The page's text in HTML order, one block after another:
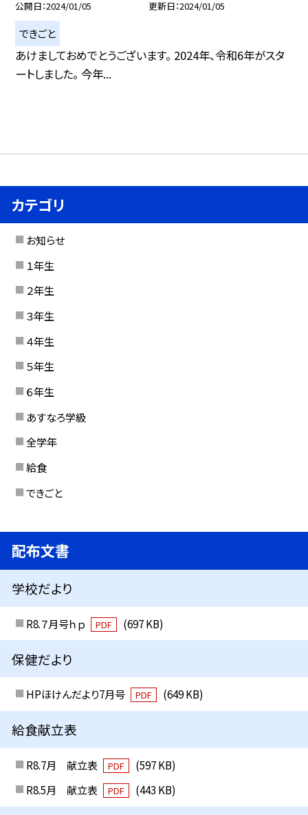
公開日 2024/01/05 更新日 2024/01/05
できごと
あけましておめでとうございます。 2024年、令和6年がスタ
ートしました。 今年...
カテゴリ
お知らせ
１年生
２年生
３年生
４年生
５年生
６年生
あすなろ学級
全学年
給食
できごと
配布文書
学校だより
R8.７月号ｈｐ PDF (697 KB)
保健だより
HPほけんだより7月号 PDF (649 KB)
給食献立表
R8.7月 献立表 PDF
(597 KB)
R8.5月 献立表
PDF (443 KB)